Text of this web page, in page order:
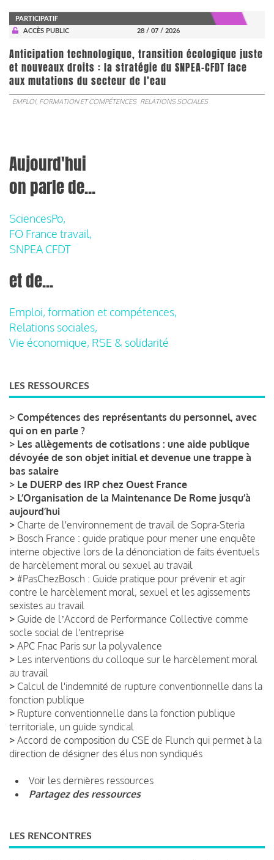
PARTICIPATIF
ACCÈS PUBLIC
28 / 07 / 2026
Anticipation technologique, transition écologique juste
et nouveaux droits : la stratégie du SNPEA-CFDT face
aux mutations du secteur de l’eau
EMPLOI, FORMATION ET COMPÉTENCES RELATIONS SOCIALES
Aujourd'hui
on parle de...
SciencesPo,
FO France travail,
SNPEA CFDT
et de...
Emploi, formation et compétences,
Relations sociales,
Vie économique, RSE & solidarité
LES RESSOURCES
> Compétences des représentants du personnel, avec
qui on en parle ?
> Les allègements de cotisations : une aide publique
dévoyée de son objet initial et devenue une trappe à
bas salaire
> Le DUERP des IRP chez Ouest France
> L’Organisation de la Maintenance De Rome jusqu’à
aujourd’hui
> Charte de l'environnement de travail de Sopra-Steria
> Bosch France : guide pratique pour mener une enquête
interne objective lors de la dénonciation de faits éventuels
de harcèlement moral ou sexuel au travail
> #PasChezBosch : Guide pratique pour prévenir et agir
contre le harcèlement moral, sexuel et les agissements
sexistes au travail
> Guide de lʼAccord de Performance Collective comme
socle social de l'entreprise
> APC Fnac Paris sur la polyvalence
> Les interventions du colloque sur le harcèlement moral
au travail
> Calcul de l'indemnité de rupture conventionnelle dans la
fonction publique
> Rupture conventionnelle dans la fonction publique
territoriale, un guide syndical
> Accord de composition du CSE de Flunch qui permet à la
direction de désigner des élus non syndiqués
Voir les dernières ressources
Partagez des ressources
LES RENCONTRES